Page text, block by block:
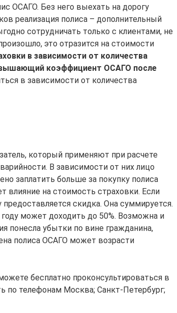
ОСАГО. Без него выехать на дорогу
реализация полиса – дополнительный
сотрудничать только с клиентами, не
это отразится на стоимости
в зависимости от количества
коэффициент ОСАГО после
в зависимости от количества
который применяют при расчете
В зависимости от них лицо
заплатить больше за покупку полиса
влияние на стоимость страховки. Если
скидка. Она суммируется.
может доходить до 50%. Возможна и
понесла убытки по вине гражданина,
полиса ОСАГО может возрасти
бесплатно проконсультироваться в
по телефонам Москва; Санкт-Петербург;